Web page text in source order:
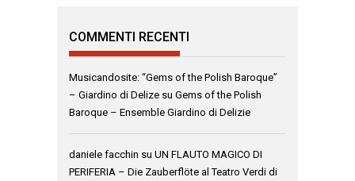
COMMENTI RECENTI
Musicandosite: “Gems of the Polish Baroque”
– Giardino di Delize su Gems of the Polish
Baroque – Ensemble Giardino di Delizie
daniele facchin su UN FLAUTO MAGICO DI
PERIFERIA – Die Zauberflöte al Teatro Verdi di